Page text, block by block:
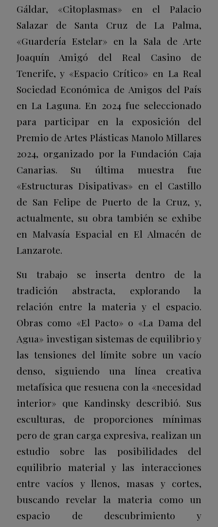
Gáldar, «Citoplasmas» en el Palacio
Salazar de Santa Cruz de La Palma,
«Guardería Estelar» en la Sala de Arte
Joaquín Amigó del Real Casino de
Tenerife, y «Espacio Crítico» en La Real
Sociedad Económica de Amigos del País
en La Laguna. En 2024 fue seleccionado
para participar en la exposición del
Premio de Artes Plásticas Manolo Millares
2024, organizado por la Fundación Caja
Canarias. Su última muestra fue
«Estructuras Disipativas» en el Castillo
de San Felipe de Puerto de la Cruz, y,
actualmente, su obra también se exhibe
en Malvasía Espacial en El Almacén de
Lanzarote.
Su trabajo se inserta dentro de la
tradición abstracta, explorando la
relación entre la materia y el espacio.
Obras como «El Pacto» o «La Dama del
Agua» investigan sistemas de equilibrio y
las tensiones del límite sobre un vacío
denso, siguiendo una línea creativa
metafísica que resuena con la «necesidad
interior» que Kandinsky describió. Sus
esculturas, de proporciones mínimas
pero de gran carga expresiva, realizan un
estudio sobre las posibilidades del
equilibrio material y las interacciones
entre vacíos y llenos, masas y cortes,
buscando revelar la materia como un
espacio de descubrimiento y